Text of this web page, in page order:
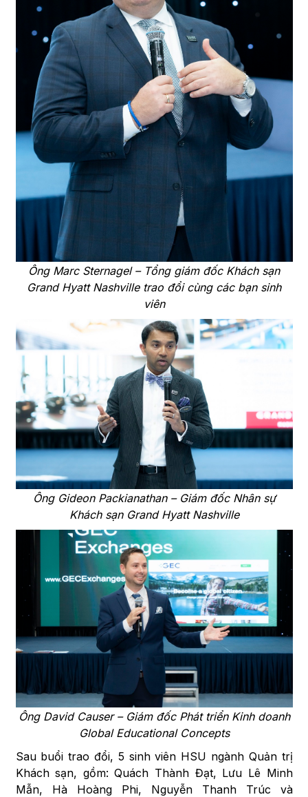
Ông Marc Sternagel – Tổng giám đốc Khách sạn
Grand Hyatt Nashville trao đổi cùng các bạn sinh
viên
Ông Gideon Packianathan – Giám đốc Nhân sự
Khách sạn Grand Hyatt Nashville
Ông David Causer – Giám đốc Phát triển Kinh doanh
Global Educational Concepts
Sau buổi trao đổi, 5 sinh viên HSU ngành Quản trị
Khách sạn, gồm: Quách Thành Đạt, Lưu Lê Minh
Mẫn, Hà Hoàng Phi, Nguyễn Thanh Trúc và